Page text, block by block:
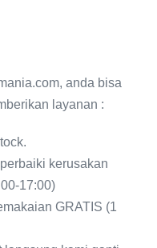
anda bisa
layanan :
kerusakan
17:00)
GRATIS (1